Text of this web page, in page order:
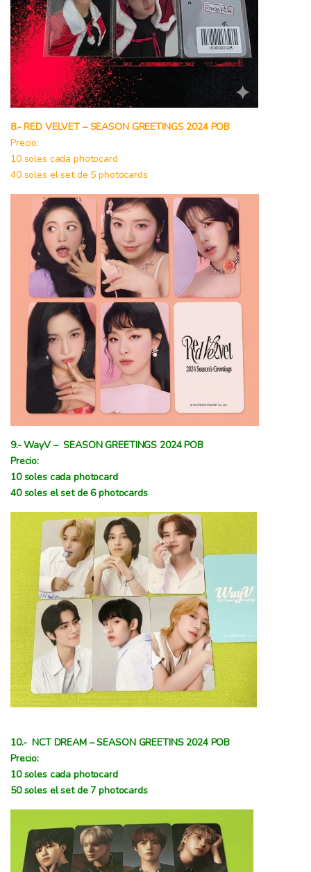
8.- RED VELVET – SEASON GREETINGS 2024 POB
Precio:
10 soles cada photocard
40 soles el set de 5 photocards
9.- WayV – SEASON GREETINGS 2024 POB
Precio:
10 soles cada photocard
40 soles el set de 6 photocards
10.- NCT DREAM – SEASON GREETINS 2024 POB
Precio:
10 soles cada photocard
50 soles el set de 7 photocards